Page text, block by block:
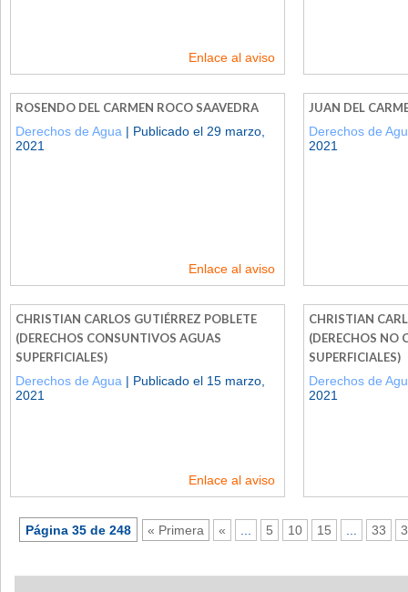
Enlace al aviso
ROSENDO DEL CARMEN ROCO SAAVEDRA
Derechos de Agua | Publicado el 29 marzo,
2021
Enlace al aviso
JUAN DEL
Derechos de
2021
CHRISTIAN CARLOS GUTIÉRREZ POBLETE
(DERECHOS CONSUNTIVOS AGUAS
SUPERFICIALES)
Derechos de Agua | Publicado el 15 marzo,
2021
Enlace al aviso
CHRISTIAN
(DERECHOS NO
SUPERFICIALES)
Derechos de
2021
Página 35 de 248 « Primera « 5 10 15 33